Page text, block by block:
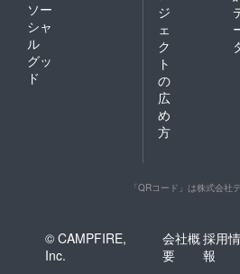
ソー
シャ
ル
グッ
ド
ジ
ェ
ク
ト
の
広
め
方
「QRコード」は株式会社
© CAMPFIRE,
Inc.
会社概
要
採用情
報